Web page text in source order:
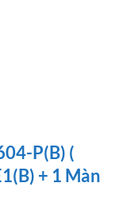
P(B) (
+ 1 Màn